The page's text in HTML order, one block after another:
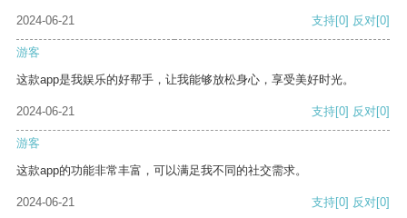
2024-06-21 支持[0] 反对[0]
游客
这款app是我娱乐的好帮手，让我能够放松身心，享受美好时光。
2024-06-21 支持[0] 反对[0]
游客
这款app的功能非常丰富，可以满足我不同的社交需求。
2024-06-21 支持[0] 反对[0]